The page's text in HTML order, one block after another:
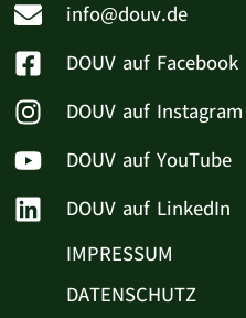
info@douv.de
DOUV auf Facebook
DOUV auf Instagram
DOUV auf YouTube
DOUV auf LinkedIn
IMPRESSUM
DATENSCHUTZ